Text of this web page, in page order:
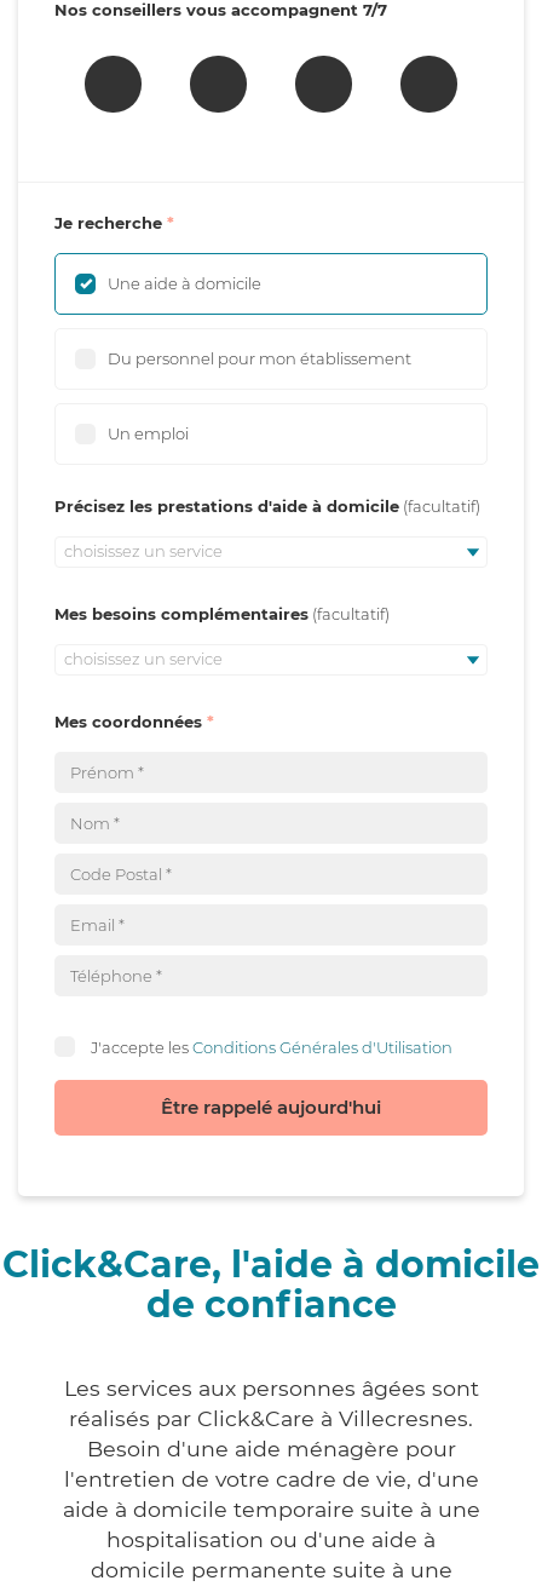
Nos conseillers vous accompagnent 7/7
Je recherche
Une aide à domicile
Du personnel pour mon établissement
Un emploi
Précisez les prestations d'aide à domicile
choisissez un service
Mes besoins complémentaires
choisissez un service
Mes coordonnées
J'accepte lesConditions Générales d'Utilisation
Être rappelé aujourd'hui
Click&Care, l'aide à domicile
de confiance
Les services aux personnes âgées sont
réalisés par Click&Care à Villecresnes.
Besoin d'une aide ménagère pour
l'entretien de votre cadre de vie, d'une
aide à domicile temporaire suite à une
hospitalisation ou d'une aide à
domicile permanente suite à une